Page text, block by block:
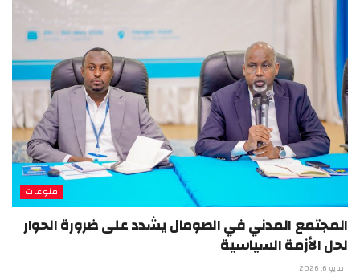
منوعات
المجتمع المدني في الصومال يشدد على ضرورة الحوار
لحل الأزمة السياسية
مايو 6, 2026